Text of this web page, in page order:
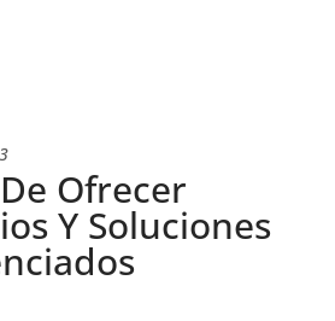
Ofrecer
Y Soluciones